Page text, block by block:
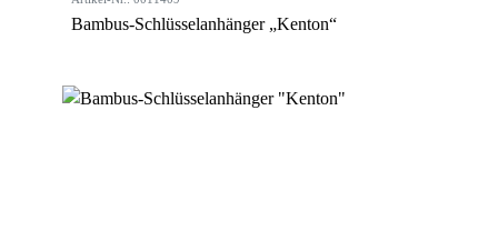
Bambus-Schlüsselanhänger „Kenton“